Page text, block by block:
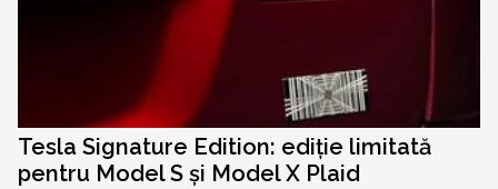
Tesla Signature Edition: ediție limitată
pentru Model S și Model X Plaid